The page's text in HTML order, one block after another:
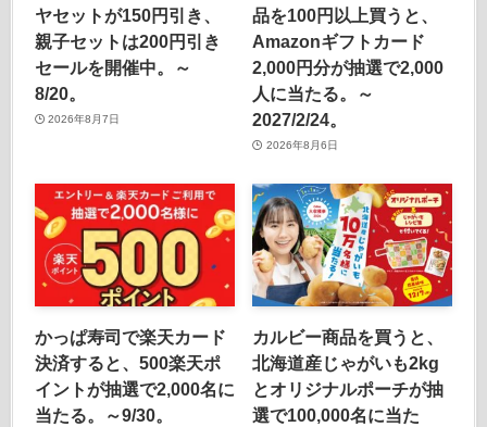
ヤセットが150円引き、
親子セットは200円引き
セールを開催中。～
8/20。
2026年8月7日
品を100円以上買うと、
Amazonギフトカード
2,000円分が抽選で2,000
人に当たる。～
2027/2/24。
2026年8月6日
かっぱ寿司で楽天カード
決済すると、500楽天ポ
イントが抽選で2,000名に
当たる。～9/30。
カルビー商品を買うと、
北海道産じゃがいも2kg
とオリジナルポーチが抽
選で100,000名に当た